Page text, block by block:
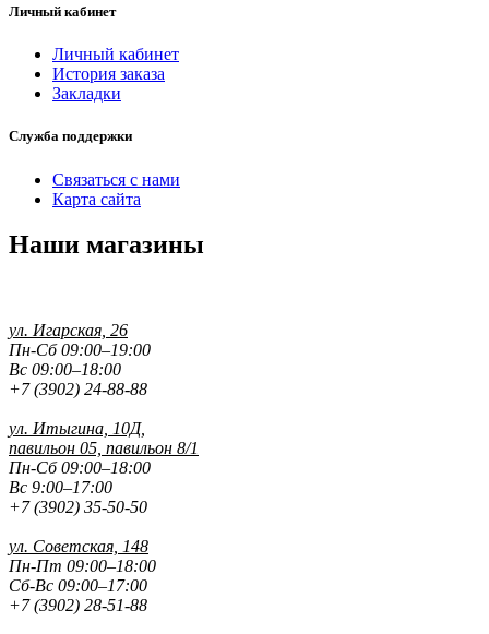
Личный кабинет
Личный кабинет
История заказа
Закладки
Служба поддержки
Связаться с нами
Карта сайта
Наши магазины
ул. Игарская, 26
Пн-Сб 09:00–19:00
Вс 09:00–18:00
+7 (3902) 24-88-88
ул. Итыгина, 10Д,
павильон 05, павильон 8/1
Пн-Сб 09:00–18:00
Вс 9:00–17:00
+7 (3902) 35-50-50
ул. Советская, 148
Пн-Пт 09:00–18:00
Сб-Вс 09:00–17:00
+7 (3902) 28-51-88